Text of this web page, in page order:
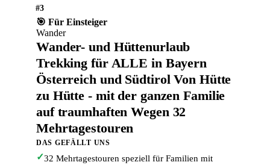
#3
🎯 Für Einsteiger
Wander
Wander- und Hüttenurlaub
Trekking für ALLE in Bayern
Österreich und Südtirol Von Hütte
zu Hütte - mit der ganzen Familie
auf traumhaften Wegen 32
Mehrtagestouren
DAS GEFÄLLT UNS
✓32 Mehrtagestouren speziell für Familien mit